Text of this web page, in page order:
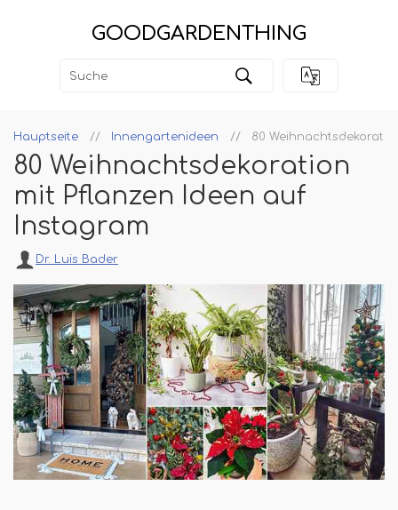
GOODGARDENTHING
Hauptseite Innengartenideen 80
80 Weihnachtsdekoration
mit Pflanzen Ideen auf
Instagram
Dr. Luis Bader